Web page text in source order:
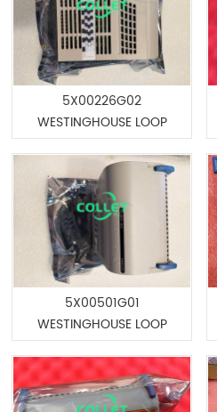
5X00226G02
WESTINGHOUSE LOOP
INTERFACE
5X00501G01
WESTINGHOUSE LOOP
INTERFACE